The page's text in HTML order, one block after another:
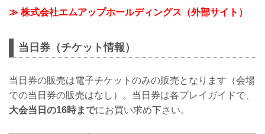
≫ 株式会社エムアップホールディングス（外部サイト）
当日券（チケット情報）
当日券の販売は電子チケットのみの販売となります（会場
での当日券の販売はなし）。当日券は各プレイガイドで、
大会当日の16時までにお買い求め下さい。